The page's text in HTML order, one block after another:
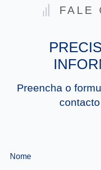
FALE
Preencha o
Nome